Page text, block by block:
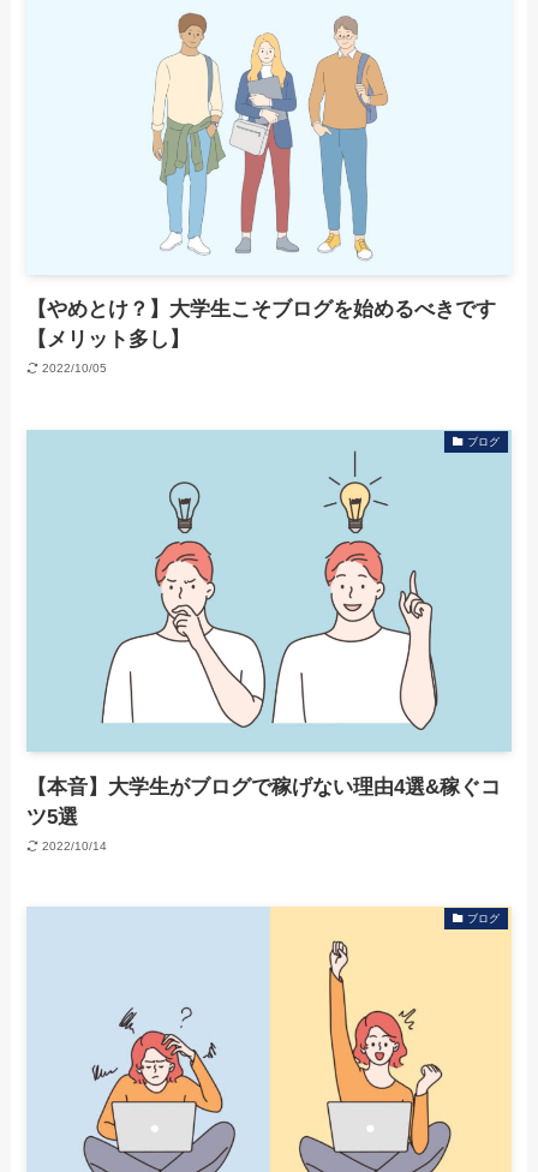
【やめとけ？】大学生こそブログを始めるべきです
【メリット多し】
2022/10/05
ブログ
【本音】大学生がブログで稼げない理由4選&稼ぐコ
ツ5選
2022/10/14
ブログ